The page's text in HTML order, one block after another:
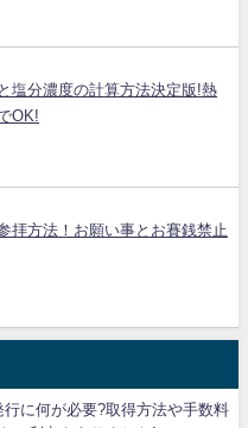
塩分濃度の計算方法決定版!熱
OK!
拝方法！お願い事とお賽銭禁止
行に何が必要?取得方法や手数料